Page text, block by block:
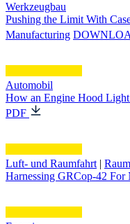
Werkzeugbau
Pushing the Limit With
Manufacturing
Automobil
How an Engine Hood
PDF
Luft- und Raumfahrt |
Harnessing GRCop-42 For